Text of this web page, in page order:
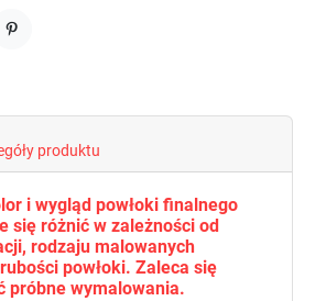
produktu
i wygląd powłoki finalnego
się różnić w zależności od
rodzaju malowanych
powłoki. Zaleca się
próbne wymalowania.